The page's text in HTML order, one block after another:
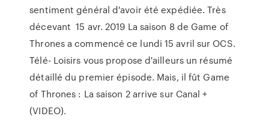
sentiment général d'avoir été expédiée. Très
décevant 15 avr. 2019 La saison 8 de Game of
Thrones a commencé ce lundi 15 avril sur OCS.
Télé- Loisirs vous propose d'ailleurs un résumé
détaillé du premier épisode. Mais, il fût Game
of Thrones : La saison 2 arrive sur Canal +
(VIDEO).